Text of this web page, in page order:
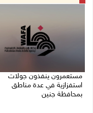
مستعمرون ينفذون جولات
استفزازية في عدة مناطق
بمحافظة جنين